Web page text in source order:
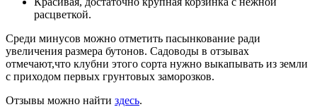
расцветкой.
Среди минусов можно отметить пасынкование ради
увеличения размера бутонов. Садоводы в отзывах
отмечают,что клубни этого сорта нужно выкапывать из земли
с приходом первых грунтовых заморозков.
Отзывы можно найти здесь.